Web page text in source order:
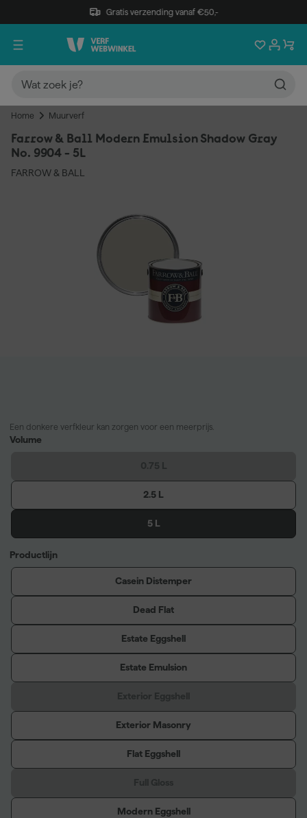
Gratis verzending vanaf €50,-
Home Muurverf
Farrow & Ball Modern Emulsion Shadow Gray
No. 9904 - 5L
FARROW & BALL
Een donkere verfkleur kan zorgen voor een meerprijs.
Volume
2.5 L
5 L
Productlijn
Casein Distemper
Dead Flat
Estate Eggshell
Estate Emulsion
Exterior Masonry
Flat Eggshell
Modern Eggshell